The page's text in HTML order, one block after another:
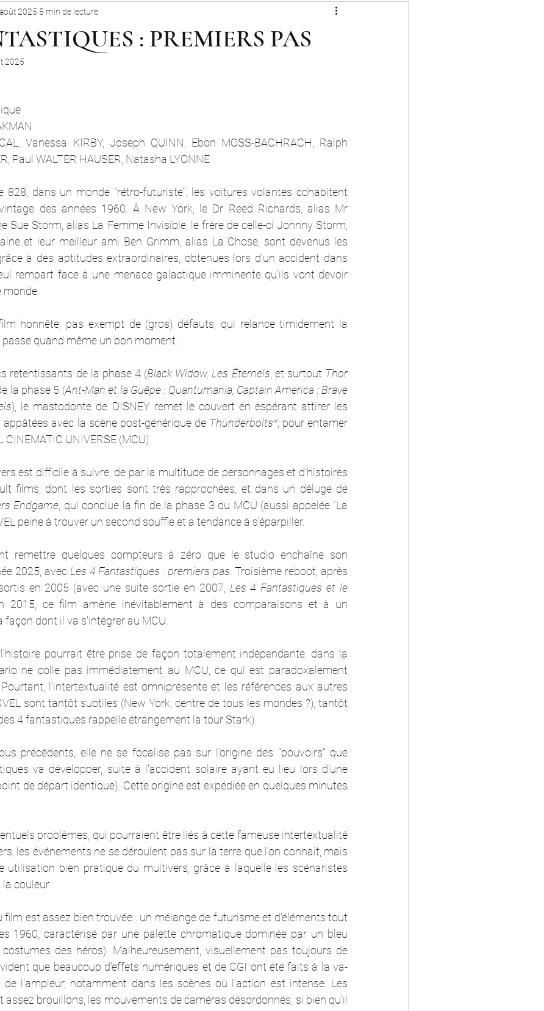
: PREMIERS PAS
2025 5 min de lecture
2025
Vanessa KIRBY, Joseph QUINN, Ebon MOSS-BACHRACH, Ralph
Paul WALTER HAUSER, Natasha LYONNE
828, dans un monde "rétro-futuriste", les voitures volantes cohabitent
des années 1960. À New York, le Dr Reed Richards, alias Mr
Sue Storm, alias La Femme Invisible, le frère de celle-ci Johnny Storm,
et leur meilleur ami Ben Grimm, alias La Chose, sont devenus les
à des aptitudes extraordinaires, obtenues lors d'un accident dans
rempart face à une menace galactique imminente qu'ils vont devoir
honnête, pas exempt de (gros) défauts, qui relance timidement la
passe quand même un bon moment.
retentissants de la phase 4 (Black Widow, Les Éternels , et surtout Thor
la phase 5 (Ant-Man et la Guêpe : Quantumania, Captain America : Brave
), le mastodonte de DISNEY remet le couvert en espérant attirer les
avec la scène post-générique de Thunderbolts*, pour entamer
CINEMATIC UNIVERSE (MCU).
est difficile à suivre, de par la multitude de personnages et d'histoires
films, dont les sorties sont très rapprochées, et dans un déluge de
Endgame , qui conclue la fin de la phase 3 du MCU (aussi appelée "La
peine à trouver un second souffle et a tendance à s'éparpiller.
remettre quelques compteurs à zéro que le studio enchaîne son
2025, avec Les 4 Fantastiques : premiers pas . Troisième reboot, après
en 2005 (avec une suite sortie en 2007, Les 4 Fantastiques et le
2015, ce film amène inévitablement à des comparaisons et à un
dont il va s'intégrer au MCU.
pourrait être prise de façon totalement indépendante, dans la
ne colle pas immédiatement au MCU, ce qui est paradoxalement
l'intertextualité est omniprésente et les références aux autres
sont tantôt subtiles (New York, centre de tous les mondes ?), tantôt
4 fantastiques rappelle étrangement la tour Stark).
précédents, elle ne se focalise pas sur l'origine des "pouvoirs" que
va développer, suite à l'accident solaire ayant eu lieu lors d'une
de départ identique). Cette origine est expédiée en quelques minutes
problèmes, qui pourraient être liés à cette fameuse intertextualité
les événements ne se déroulent pas sur la terre que l'on connait, mais
utilisation bien pratique du multivers, grâce à laquelle les scénaristes
couleur.
film est assez bien trouvée : un mélange de futurisme et d'éléments tout
1960, caractérisé par une palette chromatique dominée par un bleu
des héros). Malheureusement, visuellement pas toujours de
que beaucoup d'effets numériques et de CGI ont été faits à la va-
l'ampleur, notamment dans les scènes où l'action est intense. Les
assez brouillons, les mouvements de caméras désordonnés, si bien qu'il